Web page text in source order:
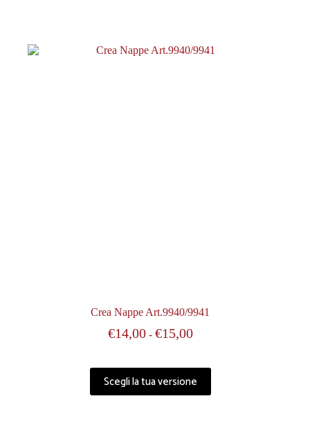
Crea Nappe Art.9940/9941
€14,00 - €15,00
Scegli la tua versione